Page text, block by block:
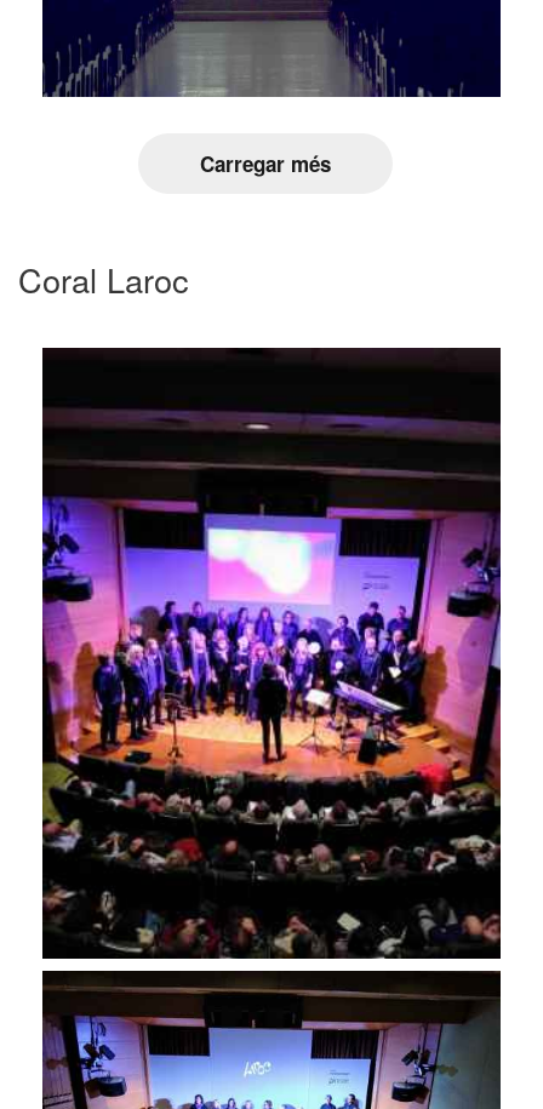
Carregar més
Coral Laroc